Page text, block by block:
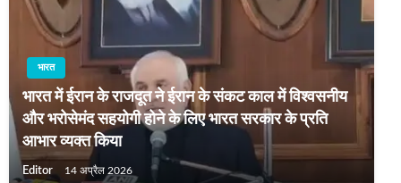
भारत
भारत में ईरान के राजदूत ने ईरान के संकट काल में विश्वसनीय
और भरोसेमंद सहयोगी होने के लिए भारत सरकार के प्रति
आभार व्यक्त किया
Editor 14 अप्रैल 2026